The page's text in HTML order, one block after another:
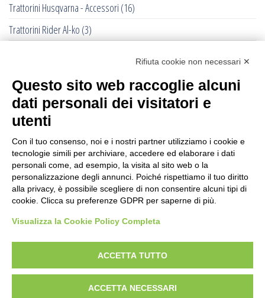
Trattorini Husqvarna - Accessori (16)
Trattorini Rider Al-ko (3)
Trattorini Rider Husqvarna - Piatti di taglio
(6)
Trinciasarmenti
Trinciatutto Trattorino(7)
Troncarami manuali (3)
Troncatrici a catena diamanta (0)
Troncatrici Manuali Elettriche(2)
Turbine da neve(0)
Verricelli a scoppio(12)
Rifiuta cookie non necessari ✕
Questo sito web raccoglie alcuni
dati personali dei visitatori e
utenti
Con il tuo consenso, noi e i nostri partner utilizziamo i cookie e
tecnologie simili per archiviare, accedere ed elaborare i dati
personali come, ad esempio, la visita al sito web o la
personalizzazione degli annunci. Poiché rispettiamo il tuo diritto
alla privacy, è possibile scegliere di non consentire alcuni tipi di
cookie. Clicca su preferenze GDPR per saperne di più.
Visualizza la Cookie Policy Completa
ACCETTA TUTTO
ACCETTA NECESSARI